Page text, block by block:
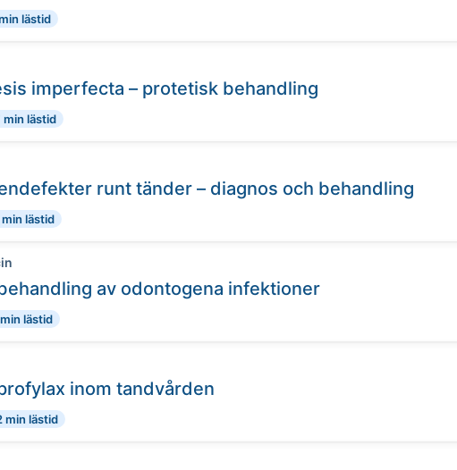
lästid
imperfecta – protetisk behandling
min lästid
runt tänder – diagnos och behandling
min lästid
av odontogena infektioner
lästid
inom tandvården
min lästid